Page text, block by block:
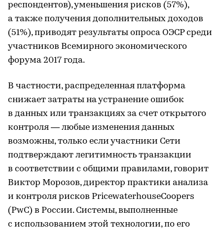
респондентов), уменьшения рисков (57%),
а также получения дополнительных доходов
(51%), приводят результаты опроса ОЭСР среди
участников Всемирного экономического
форума 2017 года.
В частности, распределенная платформа
снижает затраты на устранение ошибок
в данных или транзакциях за счет открытого
контроля — любые изменения данных
возможны, только если участники Сети
подтверждают легитимность транзакции
в соответствии с общими правилами, говорит
Виктор Морозов, директор практики анализа
и контроля рисков PricewaterhouseCoopers
(PwC) в России. Системы, выполненные
с использованием этой технологии, по его